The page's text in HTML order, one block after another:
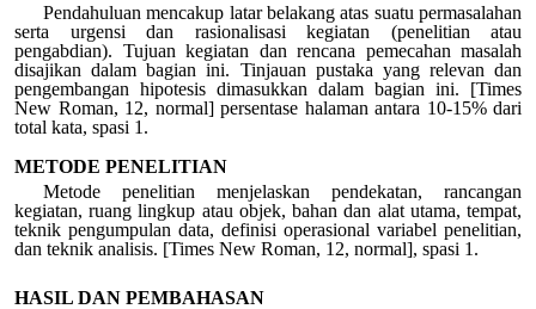
Pendahuluan mencakup latar belakang atas suatu permasalahan
serta urgensi dan rasionalisasi kegiatan (penelitian atau
pengabdian). Tujuan kegiatan dan rencana pemecahan masalah
disajikan dalam bagian ini. Tinjauan pustaka yang relevan dan
pengembangan hipotesis dimasukkan dalam bagian ini. [Times
New Roman, 12, normal] persentase halaman antara 10-15% dari
total kata, spasi 1.
METODE PENELITIAN
Metode penelitian menjelaskan pendekatan, rancangan
kegiatan, ruang lingkup atau objek, bahan dan alat utama, tempat,
teknik pengumpulan data, definisi operasional variabel penelitian,
dan teknik analisis. [Times New Roman, 12, normal], spasi 1.
HASIL DAN PEMBAHASAN